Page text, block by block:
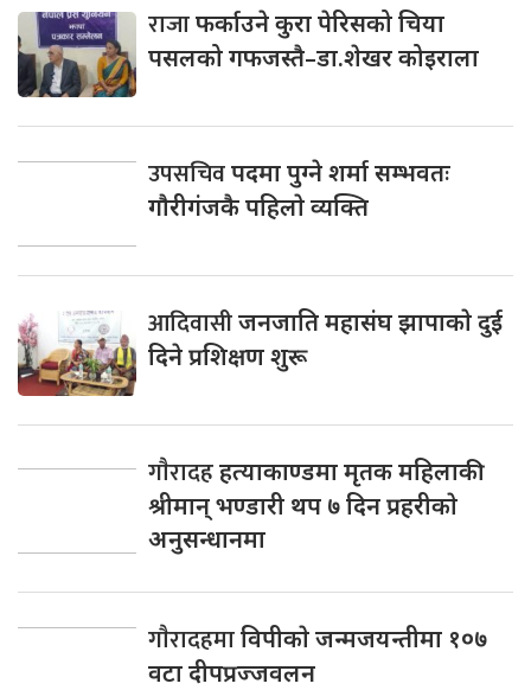
राजाफर्काउने कुरा पेरिसको चिया
पसलको गफजस्तै–डा.शेखर कोइराला
उपसचिवपदमा पुग्ने शर्मा सम्भवतः
गाैरीगंजकै पहिलाे व्यक्ति
आदिवासीजनजाति महासंघ झापाकाे दुई
दिने प्रशिक्षण शुरू
गाैरादहहत्याकाण्डमा मृतक महिलाकी
श्रीमान् भण्डारी थप ७ दिन प्रहरीकाे
अनुसन्धानमा
गाैरादहमाविपीकाे जन्मजयन्तीमा १०७
वटा दीपप्रज्जवलन